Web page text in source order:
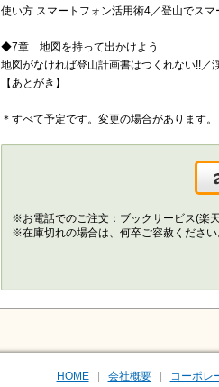
使い方 スマートフォン活用術4／登山でス
◆7章 地図を持って出かけよう
地図がなければ登山計画書はつくれない!!／
【あとがき】
＊すべて予定です。変更の場合があります。
※お電話でのご注文：ブックサービス(楽
※在庫切れの場合は、何卒ご容赦ください
HOME 会社概要 コーポレ